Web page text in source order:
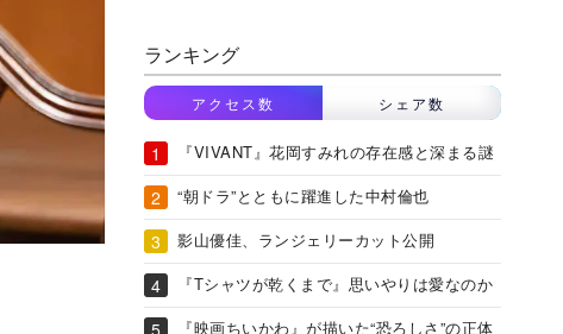
ランキング
アクセス数 シェア数
『VIVANT』花岡すみれの存在感と深まる謎
“朝ドラ”とともに躍進した中村倫也
影山優佳、ランジェリーカット公開
『Tシャツが乾くまで』思いやりは愛なのか
『映画ちいかわ』が描いた“恐ろしさ”の正体